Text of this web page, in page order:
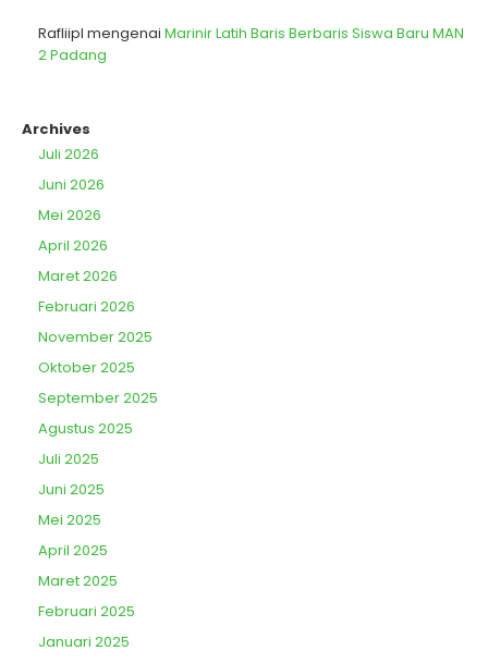
Rafliipl mengenai Marinir Latih Baris Berbaris Siswa Baru MAN
2 Padang
Archives
Juli 2026
Juni 2026
Mei 2026
April 2026
Maret 2026
Februari 2026
November 2025
Oktober 2025
September 2025
Agustus 2025
Juli 2025
Juni 2025
Mei 2025
April 2025
Maret 2025
Februari 2025
Januari 2025